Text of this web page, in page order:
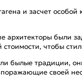
и засчет
архитекторы были
чтобы
былые традиции,
поражающие своей